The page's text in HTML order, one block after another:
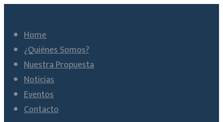
Home
¿Quiénes Somos?
Nuestra Propuesta
Noticias
Eventos
Contacto